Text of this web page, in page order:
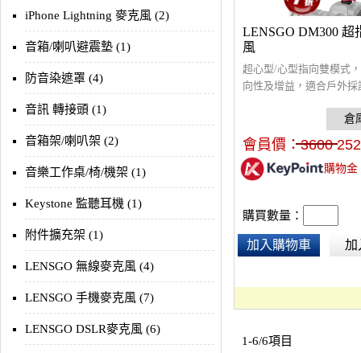
iPhone Lightning 麥克風 (2)
音箱/喇叭避震墊 (1)
防音染遮罩 (4)
音訊 轉接頭 (1)
音箱架/喇叭架 (2)
音樂工作桌/椅/機架 (1)
Keystone 監聽耳機 (1)
附件擴充架 (1)
LENSGO 無線麥克風 (4)
LENSGO 手機麥克風 (7)
LENSGO DSLR麥克風 (6)
LENSGO DM300 超
風
超心型/心型指向雙模式
向性及增益，適合戶外採
影機、電腦及其他錄音
明顯可減少周圍不必要
於使用過程中確保錄音環
定。
會員價：3600
購物金
購買數量：
加入購物車 加
1-6/6項目